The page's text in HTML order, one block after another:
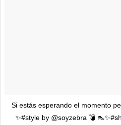
Si estás esperando el momento
✨#style by @soyzebra 💣